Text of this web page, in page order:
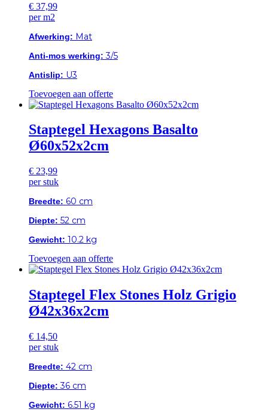
€ 37,99
per m2
Afwerking: Mat
Anti-mos werking: 3/5
Antislip: U3
Toevoegen aan offerte
Staptegel Hexagons Basalto
Ø60x52x2cm
€ 23,99
per stuk
Breedte: 60 cm
Diepte: 52 cm
Gewicht: 10.2 kg
Toevoegen aan offerte
Staptegel Flex Stones Holz Grigio
Ø42x36x2cm
€ 14,50
per stuk
Breedte: 42 cm
Diepte: 36 cm
Gewicht: 6.51 kg